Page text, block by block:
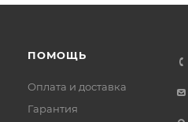
ПОМОЩЬ
Оплата и доставка
Гарантия